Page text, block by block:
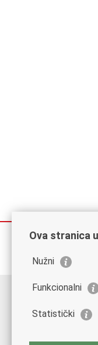
Važne
Vlada Republike
Europska komisija
Ova stranica
Nužni
Funkcionalni
Statistički